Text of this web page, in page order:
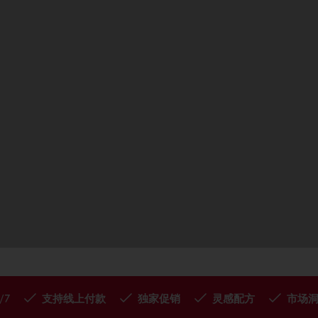
7 支持线上付款 独家促销 灵感配方 市场